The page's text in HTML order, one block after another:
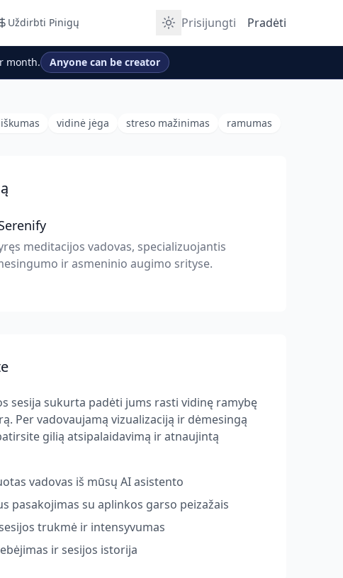
Uždirbti Pinigų Prisijungti Pradėti
month. Anyone can be creator
vidinė jėga streso mažinimas ramumas
meditacijos vadovas, specializuojantis
ir asmeninio augimo srityse.
sesija sukurta padėti jums rasti vidinę ramybę
Per vadovaujamą vizualizaciją ir dėmesingą
gilią atsipalaidavimą ir atnaujintą
vadovas iš mūsų AI asistento
pasakojimas su aplinkos garso peizažais
trukmė ir intensyvumas
ir sesijos istorija